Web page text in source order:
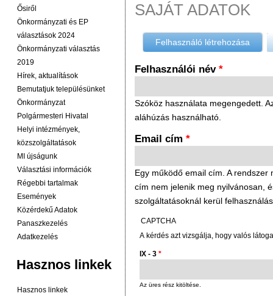
Ősiről
Önkormányzati és EP
választások 2024
Önkormányzati választás
2019
Hírek, aktualítások
Bemutatjuk településünket
Önkormányzat
Polgármesteri Hivatal
Helyi intézmények,
közszolgáltatások
MI újságunk
Választási információk
Régebbi tartalmak
Események
Közérdekű Adatok
Panaszkezelés
Adatkezelés
Hasznos linkek
Hasznos linkek
SAJÁT ADATOK
Felhasználó létrehozása
Felhasználói név *
Szóköz használata megengedett.
aláhúzás használható.
Email cím *
Egy működő email cím. A
cím nem jelenik meg nyilvánosan,
szolgáltatásoknál kerül
CAPTCHA
A kérdés azt vizsgálja, hogy valós
IX - 3 *
Az üres rész kitöltése.